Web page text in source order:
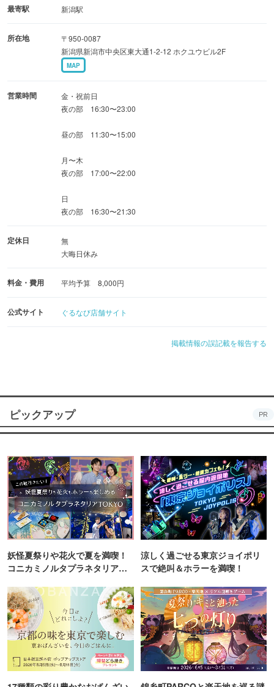
最寄駅 新潟駅
所在地
〒950-0087
新潟県新潟市中央区東大通1-2-12 ホクユウビル2F
MAP
営業時間
金・祝前日
夜の部 16:30〜23:00
昼の部 11:30〜15:00
月〜木
夜の部 17:00〜22:00
日
夜の部 16:30〜21:30
定休日
無
大晦日休み
料金・費用 平均予算 8,000円
公式サイト ぐるなび店舗サイト
掲載情報の誤記載を報告する
ピックアップ PR
妖怪夏祭りや花火で夏を満喫！
コニカミノルタプラネタリア
涼しく過ごせる東京ジョイポリ
スで絶叫＆ホラーを満喫！